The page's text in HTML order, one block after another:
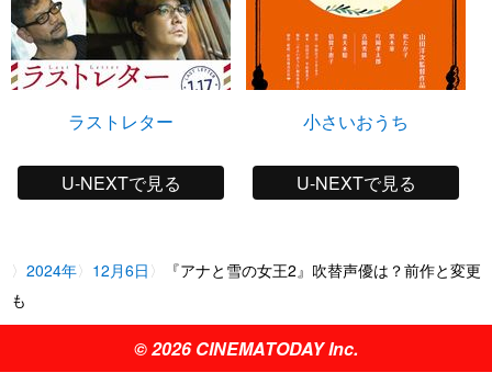
ラストレター
U-NEXTで見る
小さいおうち
U-NEXTで見る
2024年 12月6日
『アナと雪の女王2』吹替声優は？前作と変更
も
© 2026 CINEMATODAY Inc.